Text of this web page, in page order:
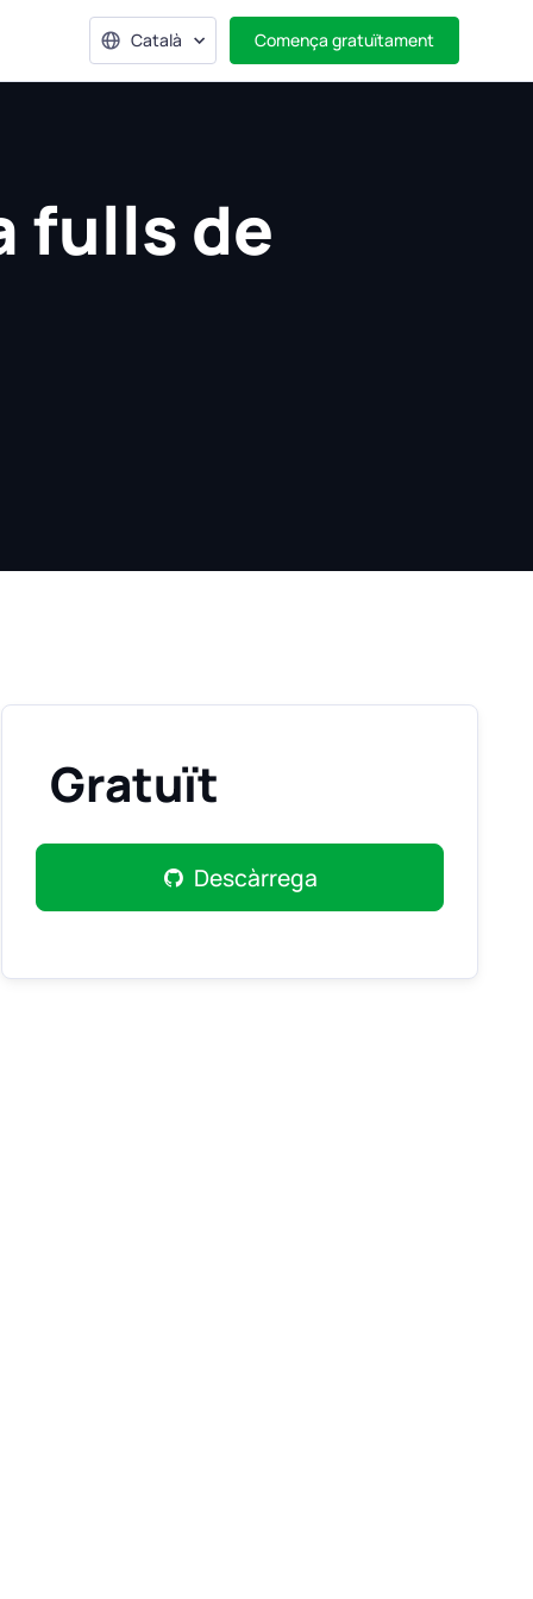
Català Comença gratuïtament
fulls de
Gratuït
Descàrrega